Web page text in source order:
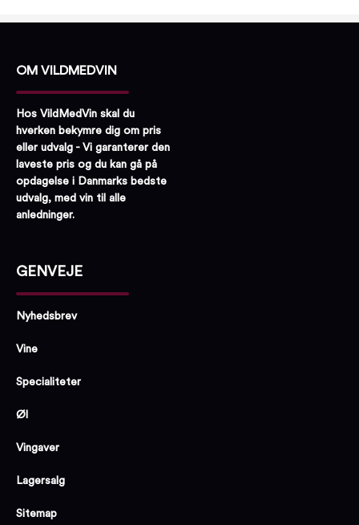
OM VILDMEDVIN
Hos VildMedVin skal du
hverken bekymre dig om pris
eller udvalg - Vi garanterer den
laveste pris og du kan gå på
opdagelse i Danmarks bedste
udvalg, med vin til alle
anledninger.
GENVEJE
Nyhedsbrev
Vine
Specialiteter
Øl
Vingaver
Lagersalg
Sitemap